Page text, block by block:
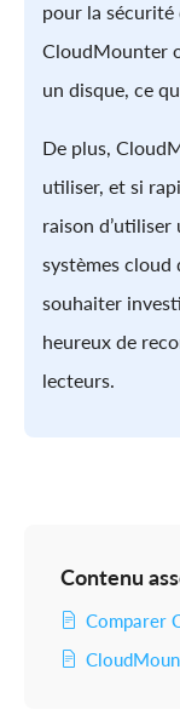
pour la sécurité
CloudMounter
un disque, ce
De plus,
utiliser, et si
raison
systèmes cloud
souhaiter
heureux de
lecteurs.
Contenu
Comparer